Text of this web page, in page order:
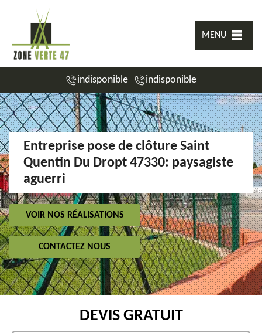
MENU
indisponible indisponible
Entreprise pose de clôture Saint
Quentin Du Dropt 47330: paysagiste
aguerri
VOIR NOS RÉALISATIONS
CONTACTEZ NOUS
DEVIS GRATUIT